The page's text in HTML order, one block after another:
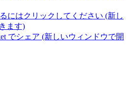
にはクリックしてください (新し
ます)
でシェア (新しいウィンドウで開